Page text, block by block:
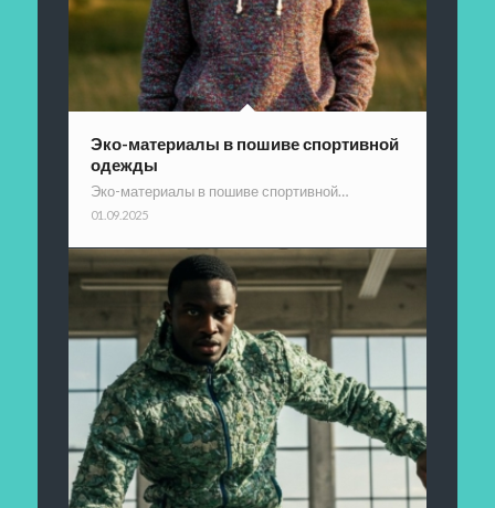
Эко-материалы в пошиве спортивной
одежды
Эко-материалы в пошиве спортивной…
01.09.2025